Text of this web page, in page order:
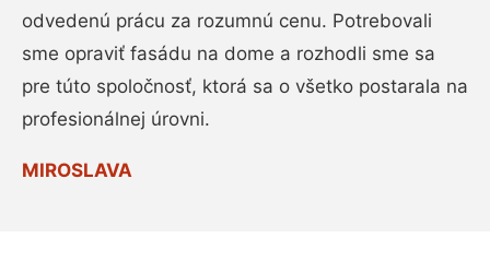
odvedenú prácu za rozumnú cenu. Potrebovali
sme opraviť fasádu na dome a rozhodli sme sa
pre túto spoločnosť, ktorá sa o všetko postarala na
profesionálnej úrovni.
MIROSLAVA